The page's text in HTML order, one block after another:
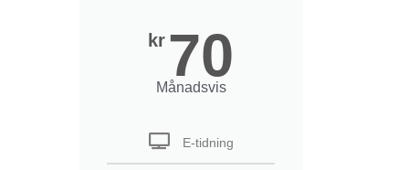
kr 70
Månadsvis
E-tidning